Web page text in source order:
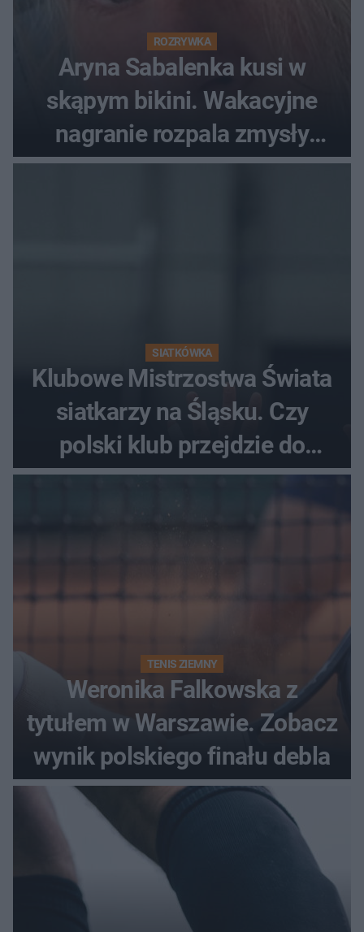
ROZRYWKA
Aryna Sabalenka kusi w
skąpym bikini. Wakacyjne
nagranie rozpala zmysły
fanów
SIATKÓWKA
Klubowe Mistrzostwa Świata
siatkarzy na Śląsku. Czy
polski klub przejdzie do
historii
TENIS ZIEMNY
Weronika Falkowska z
tytułem w Warszawie. Zobacz
wynik polskiego finału debla